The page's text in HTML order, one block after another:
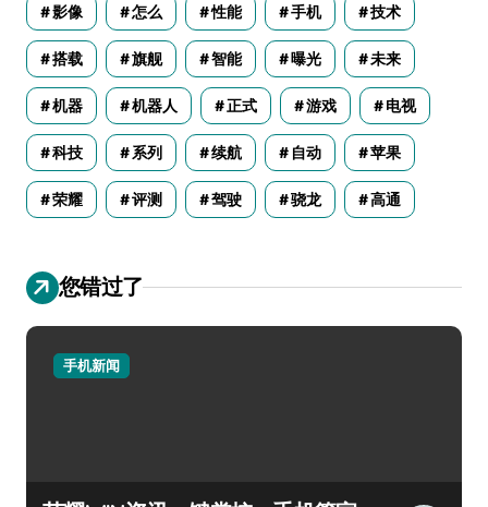
影像 怎么 性能 手机 技术
搭载 旗舰 智能 曝光 未来
机器 机器人 正式 游戏 电视
科技 系列 续航 自动 苹果
荣耀 评测 驾驶 骁龙 高通
您错过了
手机新闻